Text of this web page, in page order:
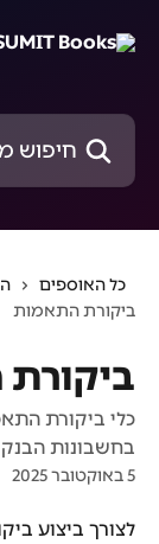
חיפוש מאמרים...
כל האוספים
ביקורת התאמות
כלי ביקורת
בחשבונות הבנק
5 באוקטובר 2025
לצורך ביצוע